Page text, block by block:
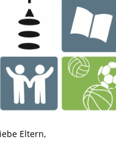
[ 17. Juli
Eltern,